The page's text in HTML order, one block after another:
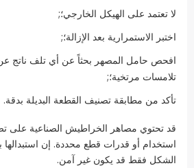
لا تعتمد على الهيكل الخارجي؛;
اختبر الاستمرارية بعد الإزالة؛;
افحص حامل المصهر بحثاً عن أي تلف ناتج عن
تلامسات مرتخية؛;
تأكد من مطابقة تصنيف القطعة البديلة بدقة.
قد تحتوي مصاهر الخراطيش الصناعية على
استخدام أو قدرات قطع محددة. إن
الشكل فقط قد يكون غير آمن.